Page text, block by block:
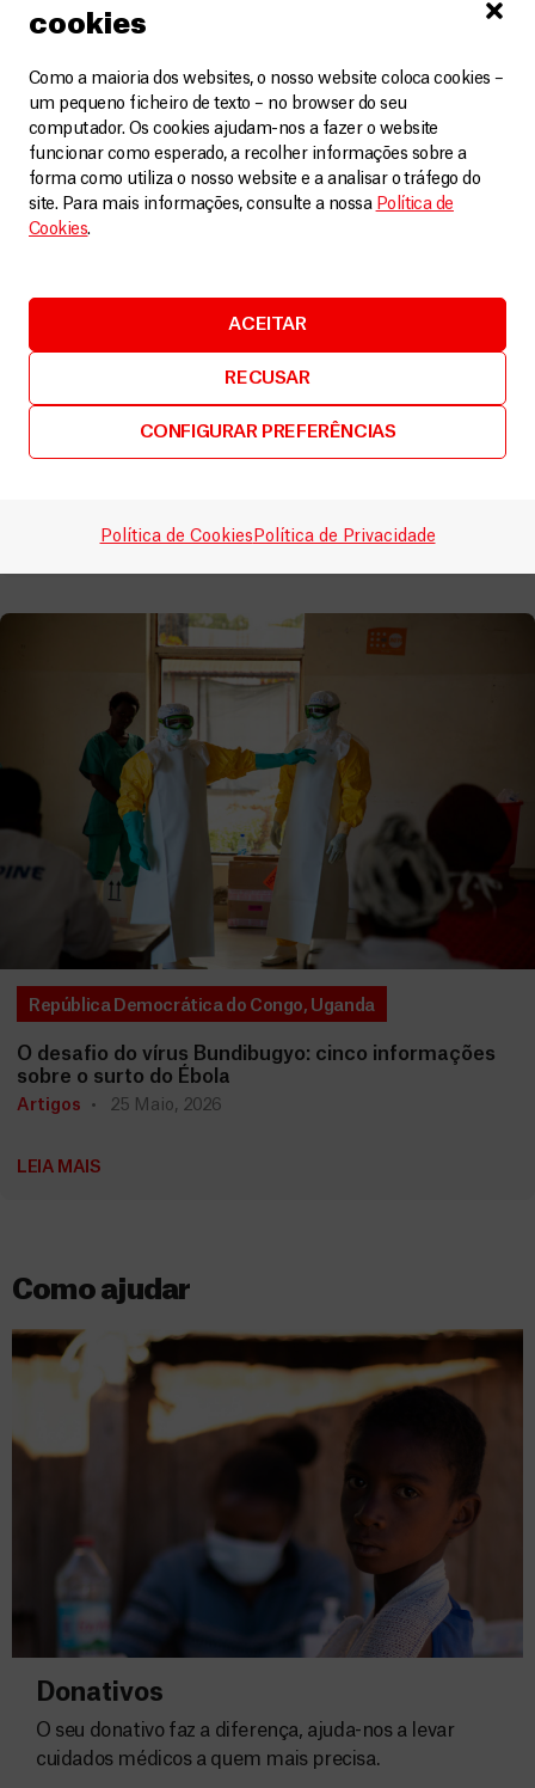
cookies
Como a maioria dos websites, o nosso website coloca cookies –
um pequeno ficheiro de texto – no browser do seu
computador. Os cookies ajudam-nos a fazer o website
funcionar como esperado, a recolher informações sobre a
forma como utiliza o nosso website e a analisar o tráfego do
site. Para mais informações, consulte a nossa Política de
Cookies.
ACEITAR
RECUSAR
CONFIGURAR PREFERÊNCIAS
Política de Cookies Política de Privacidade
República Democrática do Congo
A resposta MSF ao surto do Ébola na RDC
LEIA MAIS
República Democrática do Congo, Uganda
O desafio do vírus Bundibugyo: cinco informações
sobre o surto do Ébola
Artigos 25 Maio, 2026
LEIA MAIS
Como ajudar
Donativos
O seu donativo faz a diferença, ajuda-nos a levar
cuidados médicos a quem mais precisa.